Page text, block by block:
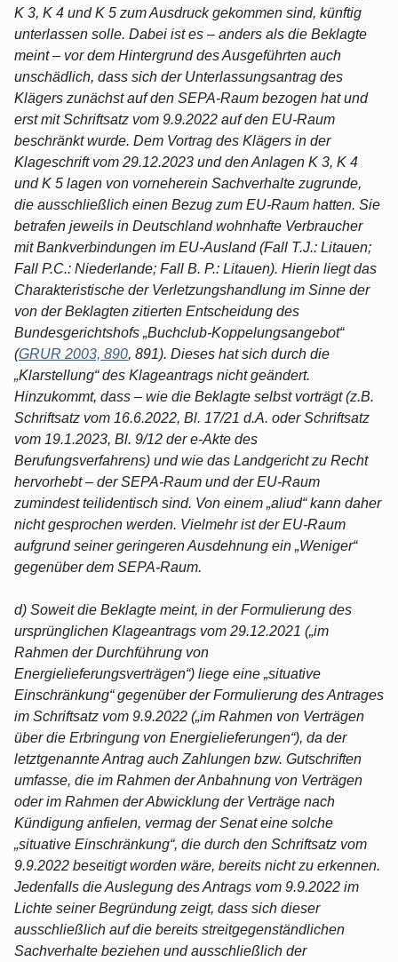
K 3, K 4 und K 5 zum Ausdruck gekommen sind, künftig
unterlassen solle. Dabei ist es – anders als die Beklagte
meint – vor dem Hintergrund des Ausgeführten auch
unschädlich, dass sich der Unterlassungsantrag des
Klägers zunächst auf den SEPA-Raum bezogen hat und
erst mit Schriftsatz vom 9.9.2022 auf den EU-Raum
beschränkt wurde. Dem Vortrag des Klägers in der
Klageschrift vom 29.12.2023 und den Anlagen K 3, K 4
und K 5 lagen von vorneherein Sachverhalte zugrunde,
die ausschließlich einen Bezug zum EU-Raum hatten. Sie
betrafen jeweils in Deutschland wohnhafte Verbraucher
mit Bankverbindungen im EU-Ausland (Fall T.J.: Litauen;
Fall P.C.: Niederlande; Fall B. P.: Litauen). Hierin liegt das
Charakteristische der Verletzungshandlung im Sinne der
von der Beklagten zitierten Entscheidung des
Bundesgerichtshofs „Buchclub-Koppelungsangebot“
(GRUR 2003, 890, 891). Dieses hat sich durch die
„Klarstellung“ des Klageantrags nicht geändert.
Hinzukommt, dass – wie die Beklagte selbst vorträgt (z.B.
Schriftsatz vom 16.6.2022, Bl. 17/21 d.A. oder Schriftsatz
vom 19.1.2023, Bl. 9/12 der e-Akte des
Berufungsverfahrens) und wie das Landgericht zu Recht
hervorhebt – der SEPA-Raum und der EU-Raum
zumindest teilidentisch sind. Von einem „aliud“ kann daher
nicht gesprochen werden. Vielmehr ist der EU-Raum
aufgrund seiner geringeren Ausdehnung ein „Weniger“
gegenüber dem SEPA-Raum.
d) Soweit die Beklagte meint, in der Formulierung des
ursprünglichen Klageantrags vom 29.12.2021 („im
Rahmen der Durchführung von
Energielieferungsverträgen“) liege eine „situative
Einschränkung“ gegenüber der Formulierung des Antrages
im Schriftsatz vom 9.9.2022 („im Rahmen von Verträgen
über die Erbringung von Energielieferungen“), da der
letztgenannte Antrag auch Zahlungen bzw. Gutschriften
umfasse, die im Rahmen der Anbahnung von Verträgen
oder im Rahmen der Abwicklung der Verträge nach
Kündigung anfielen, vermag der Senat eine solche
„situative Einschränkung“, die durch den Schriftsatz vom
9.9.2022 beseitigt worden wäre, bereits nicht zu erkennen.
Jedenfalls die Auslegung des Antrags vom 9.9.2022 im
Lichte seiner Begründung zeigt, dass sich dieser
ausschließlich auf die bereits streitgegenständlichen
Sachverhalte beziehen und ausschließlich der